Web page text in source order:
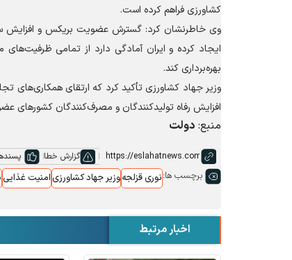
کشاورزی فراهم کرده است.
وی خاطرنشان کرد: گسترش عضویت بریکس و افزایش
ایجاد کرده و ایران آمادگی دارد از تمامی
بهره‌برداری کند.
وزیر جهاد کشاورزی تأکید کرد که ارتقای
افزایش رفاه تولیدکنندگان و مصرف‌کنندگان کشور‌های
منبع: دولت
گزارش خطا
برچسب ها:نوری قزلجهوزیر جهاد کشاورزیامنیت غذایی
اخبار مرتبط